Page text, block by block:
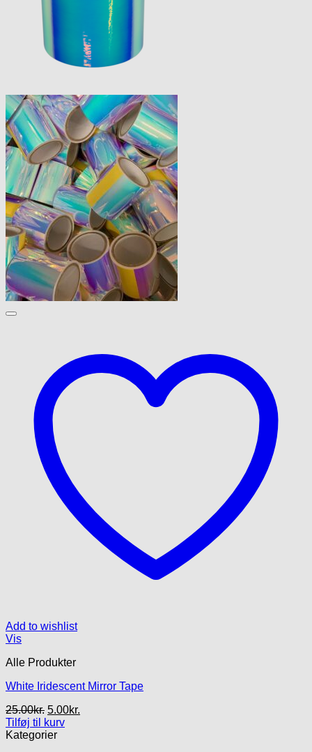
Add to wishlist
Vis
Alle Produkter
White Iridescent Mirror Tape
25.00kr. Den
oprindelige
pris
5.00kr.
Tilføj til kurv
Kategorier